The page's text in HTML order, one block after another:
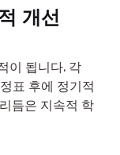
개선
이 됩니다. 각
표 후에 정기적
듬은 지속적 학